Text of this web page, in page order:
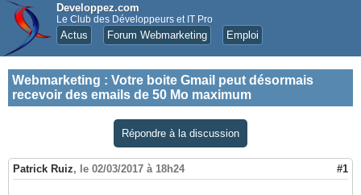
Developpez.com
Le Club des Développeurs et IT Pro
Actus Forum Webmarketing Emploi
Webmarketing : Votre boite Gmail peut désormais
recevoir des emails de 50 Mo maximum
Répondre à la discussion
Patrick Ruiz, le 02/03/2017 à 18h24 #1